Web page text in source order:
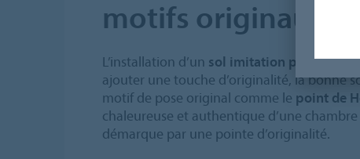
motifs originaux
L’installation d’un sol imitation parquetest
ajouter une touche d’originalité, la bonne
motif de pose original comme le point de
chaleureuse et authentique d’une
démarque par une pointe d’originalité.